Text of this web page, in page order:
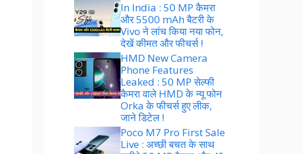
In India : 50 MP कैमरा
और 5500 mAh बैटरी के
Vivo ने लांच किया नया फोन,
देखें कीमत और फीचर्स !
HMD New Camera
Phone Features
Leaked : 50 MP सेल्फी
कैमरा वाले HMD के न्यू फोन
Orka के फीचर्स हुए लीक,
जाने डिटेल !
Poco M7 Pro First Sale
Live : अच्छी बचत के साथ